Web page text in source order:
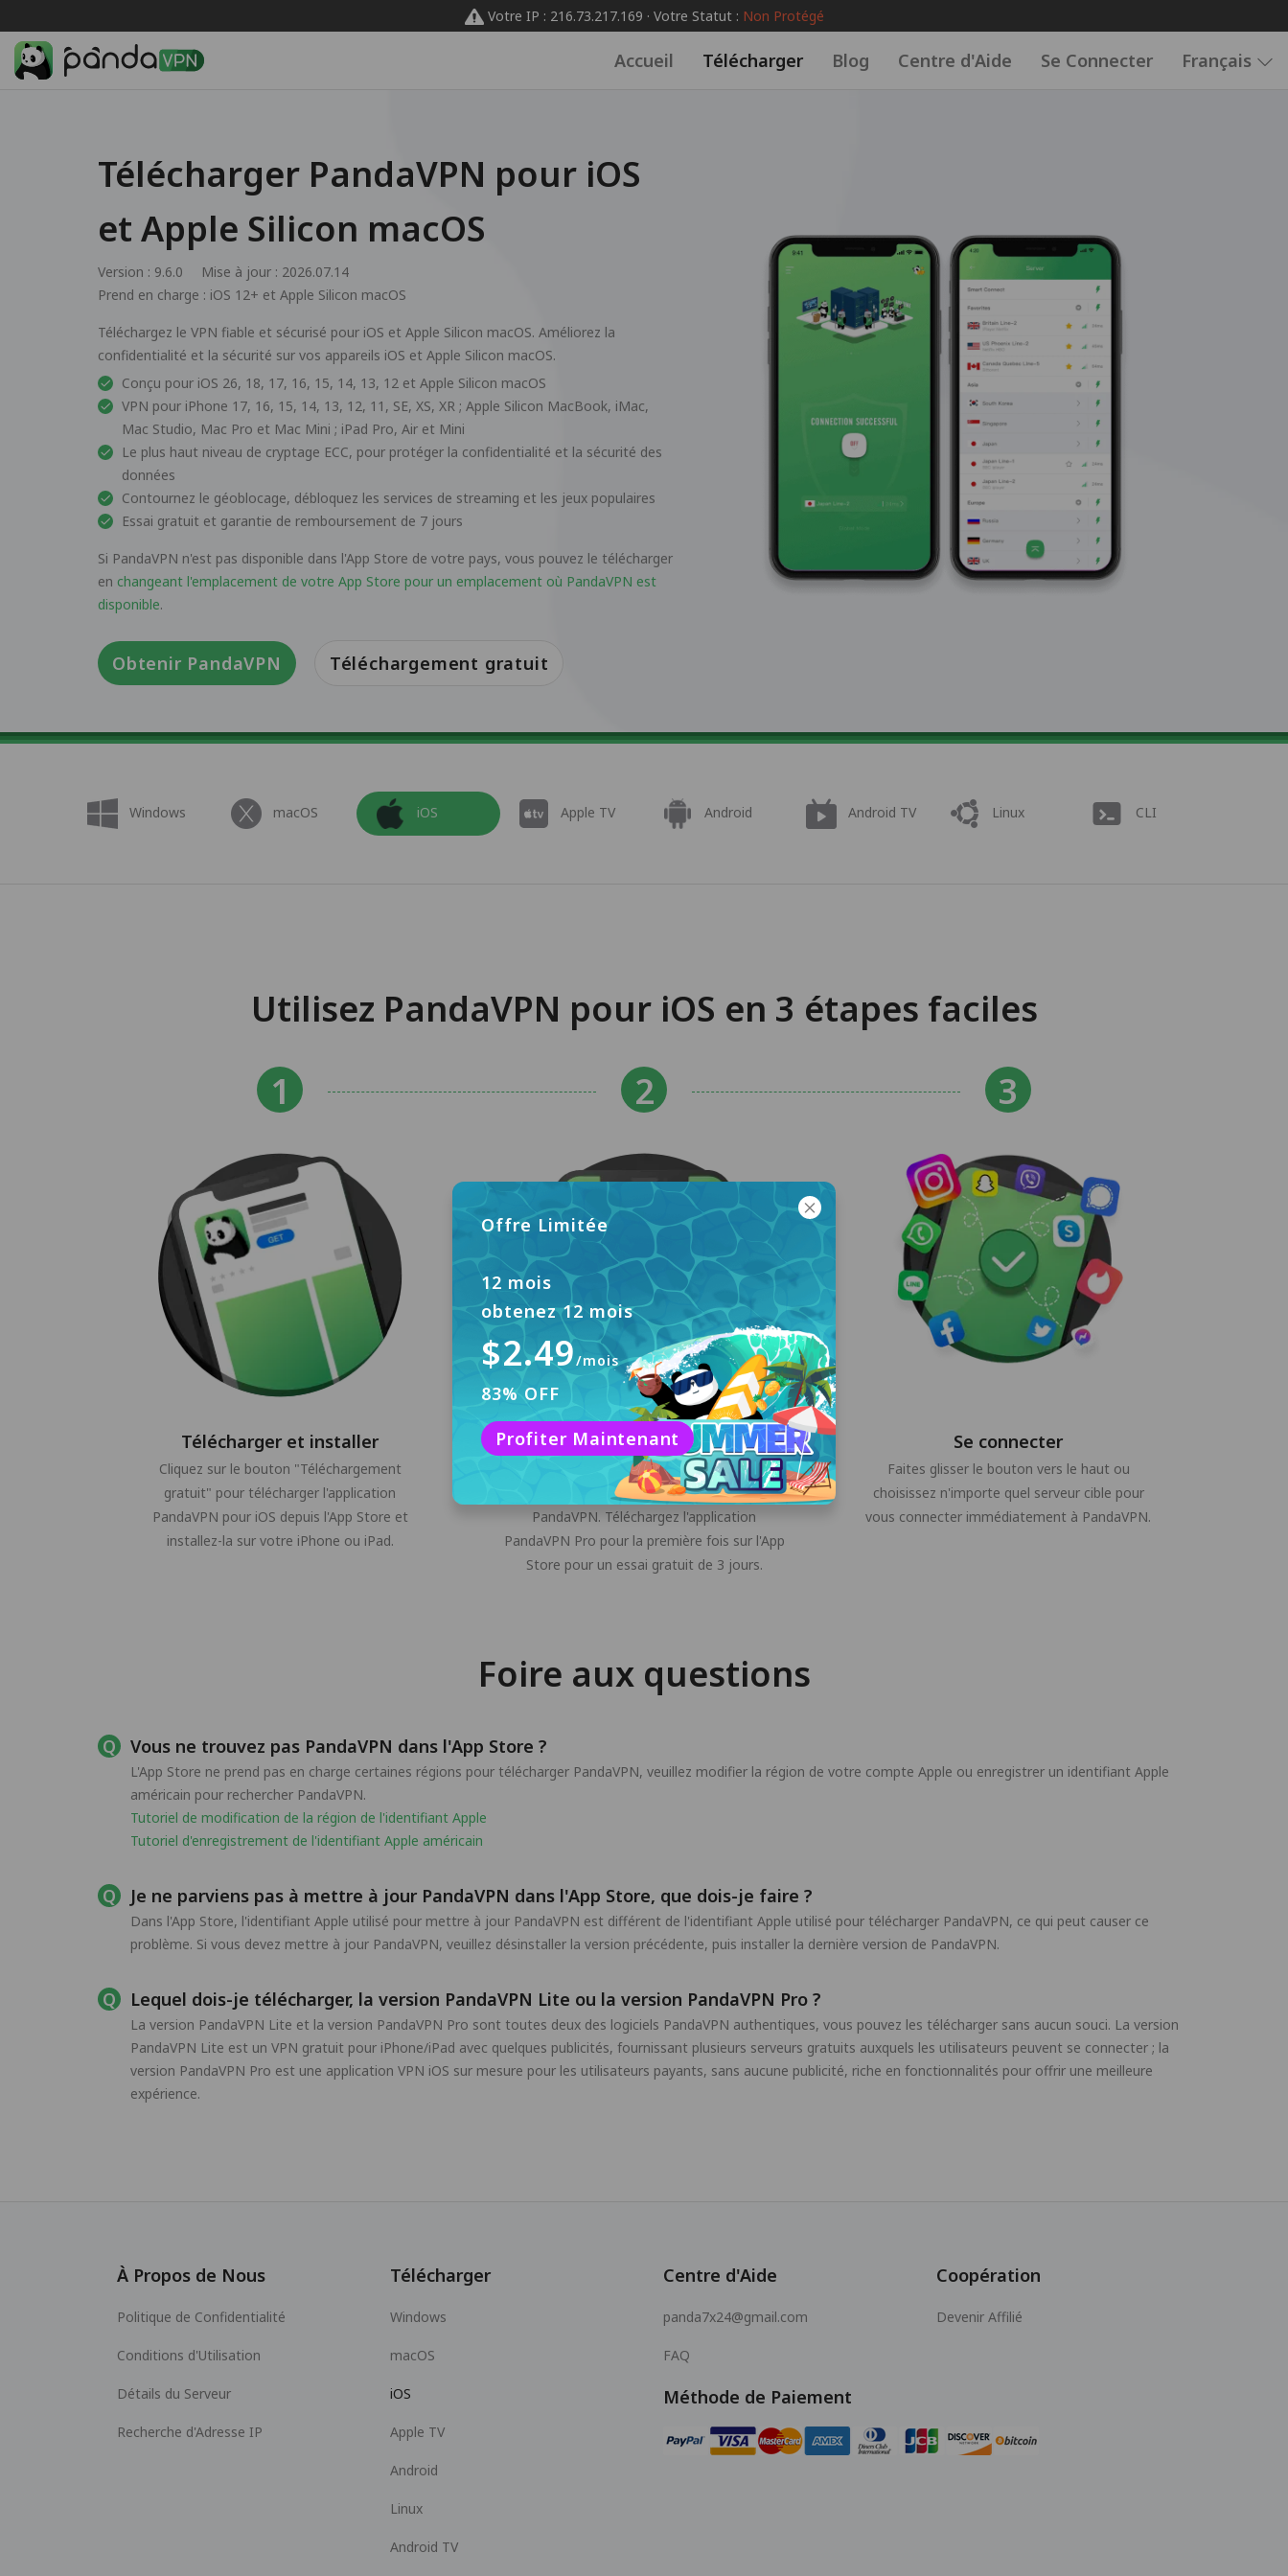
Votre IP : 216.73.217.169 · Votre Statut : Non Protégé
Accueil Télécharger Blog Centre d'Aide Se Connecter Français
Télécharger PandaVPN pour iOS
et Apple Silicon macOS
Version : 9.6.0
Mise à jour : 2026.07.14
Prend en charge : iOS 12+ et Apple Silicon macOS
Téléchargez le VPN fiable et sécurisé pour iOS et Apple Silicon macOS. Améliorez la
confidentialité et la sécurité sur vos appareils iOS et Apple Silicon macOS.
Conçu pour iOS 26, 18, 17, 16, 15, 14, 13, 12 et Apple Silicon macOS
VPN pour iPhone 17, 16, 15, 14, 13, 12, 11, SE, XS, XR ; Apple Silicon MacBook, iMac,
Mac Studio, Mac Pro et Mac Mini ; iPad Pro, Air et Mini
Le plus haut niveau de cryptage ECC, pour protéger la confidentialité et la sécurité des
données
Contournez le géoblocage, débloquez les services de streaming et les jeux populaires
Essai gratuit et garantie de remboursement de 7 jours
Si PandaVPN n'est pas disponible dans l'App Store de votre pays, vous pouvez le télécharger
en changeant l'emplacement de votre App Store pour un emplacement où PandaVPN est
disponible.
Obtenir PandaVPN Téléchargement gratuit
Windows macOS iOS Apple TV Android Android TV Linux CLI
Utilisez PandaVPN pour iOS en 3 étapes faciles
Télécharger et installer
Cliquez sur le bouton "Téléchargement
gratuit" pour télécharger l'application
PandaVPN pour iOS depuis l'App Store et
installez-la sur votre iPhone ou iPad.
Se connecter
Connectez-vous au compte numérique
aléatoire généré automatiquement par
PandaVPN. Téléchargez l'application
PandaVPN Pro pour la première fois sur l'App
Store pour un essai gratuit de 3 jours.
Se connecter
Faites glisser le bouton vers le haut ou
choisissez n'importe quel serveur cible pour
vous connecter immédiatement à PandaVPN.
Foire aux questions
Vous ne trouvez pas PandaVPN dans l'App Store ?
L'App Store ne prend pas en charge certaines régions pour télécharger PandaVPN, veuillez modifier la région de votre compte Apple ou enregistrer un identifiant Apple
américain pour rechercher PandaVPN.
Tutoriel de modification de la région de l'identifiant Apple
Tutoriel d'enregistrement de l'identifiant Apple américain
Je ne parviens pas à mettre à jour PandaVPN dans l'App Store, que dois-je faire ?
Dans l'App Store, l'identifiant Apple utilisé pour mettre à jour PandaVPN est différent de l'identifiant Apple utilisé pour télécharger PandaVPN, ce qui peut causer ce
problème. Si vous devez mettre à jour PandaVPN, veuillez désinstaller la version précédente, puis installer la dernière version de PandaVPN.
Lequel dois-je télécharger, la version PandaVPN Lite ou la version PandaVPN Pro ?
La version PandaVPN Lite et la version PandaVPN Pro sont toutes deux des logiciels PandaVPN authentiques, vous pouvez les télécharger sans aucun souci. La version
PandaVPN Lite est un VPN gratuit pour iPhone/iPad avec quelques publicités, fournissant plusieurs serveurs gratuits auxquels les utilisateurs peuvent se connecter ; la
version PandaVPN Pro est une application VPN iOS sur mesure pour les utilisateurs payants, sans aucune publicité, riche en fonctionnalités pour offrir une meilleure
expérience.
Offre Limitée
12 mois
obtenez 12 mois
$2.49/mois
83% OFF
Profiter Maintenant
À Propos de Nous
Politique de Confidentialité
Conditions d'Utilisation
Détails du Serveur
Recherche d'Adresse IP
Télécharger
Windows
macOS
iOS
Apple TV
Android
Linux
Android TV
Centre d'Aide
panda7x24@gmail.com
FAQ
Coopération
Devenir Affilié
Méthode de Paiement